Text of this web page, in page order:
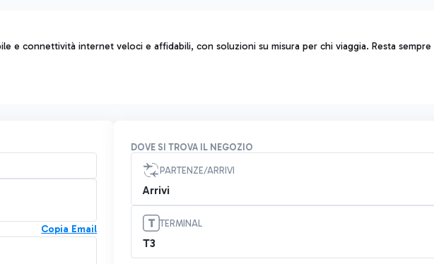
e connettività internet veloci e affidabili, con soluzioni su misura per chi viaggia. Resta
Copia Email
DOVE SI TROVA IL NEGOZIO
PARTENZE/ARRIVI
Arrivi
TERMINAL
T3